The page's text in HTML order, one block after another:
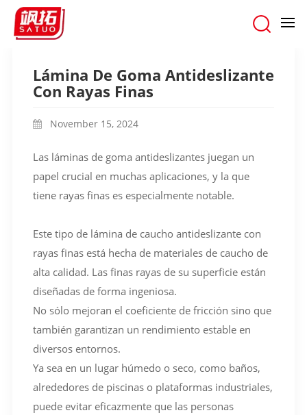
Lámina De Goma Antideslizante Con Rayas Finas
Lámina De Goma Antideslizante
Con Rayas Finas
November 15, 2024
Las láminas de goma antideslizantes juegan un
papel crucial en muchas aplicaciones, y la que
tiene rayas finas es especialmente notable.
Este tipo de lámina de caucho antideslizante con
rayas finas está hecha de materiales de caucho de
alta calidad. Las finas rayas de su superficie están
diseñadas de forma ingeniosa.
No sólo mejoran el coeficiente de fricción sino que
también garantizan un rendimiento estable en
diversos entornos.
Ya sea en un lugar húmedo o seco, como baños,
alrededores de piscinas o plataformas industriales,
puede evitar eficazmente que las personas